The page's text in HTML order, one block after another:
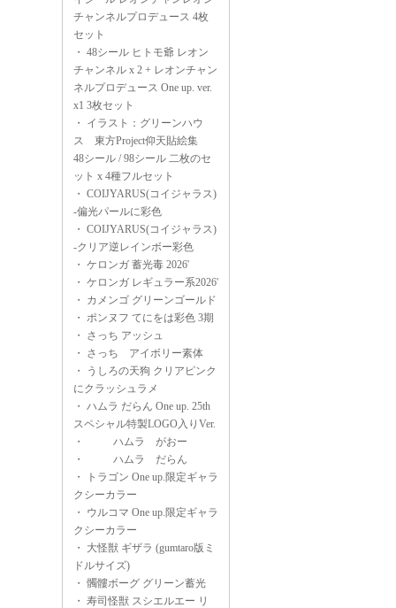
チャンネルプロデュース 4枚
セット
・ 48シール ヒトモ爺 レオン
チャンネル x 2 + レオンチャン
ネルプロデュース One up. ver.
x1 3枚セット
・ イラスト：グリーンハウ
ス 東方Project仰天貼絵集
48シール / 98シール 二枚のセ
ット x 4種フルセット
・ COIJYARUS(コイジャラス)
-偏光パールに彩色
・ COIJYARUS(コイジャラス)
-クリア逆レインボー彩色
・ ケロンガ 蓄光毒 2026'
・ ケロンガ レギュラー系2026'
・ カメンゴ グリーンゴールド
・ ポンヌフ てにをは彩色 3期
・ さっち アッシュ
・ さっち アイボリー素体
・
うしろの天狗 クリアピンク
にクラッシュラメ
・ ハムラ だらん One up. 25th
スペシャル特製LOGO入りVer.
・
ハムラ がおー
・
ハムラ だらん
・
トラゴン One up.限定ギャラ
クシーカラー
・ ウルコマ One up.限定ギャラ
クシーカラー
・ 大怪獣 ギザラ (gumtaro版ミ
ドルサイズ)
・ 髑髏ボーグ グリーン蓄光
・ 寿司怪獣 スシエルエー リ